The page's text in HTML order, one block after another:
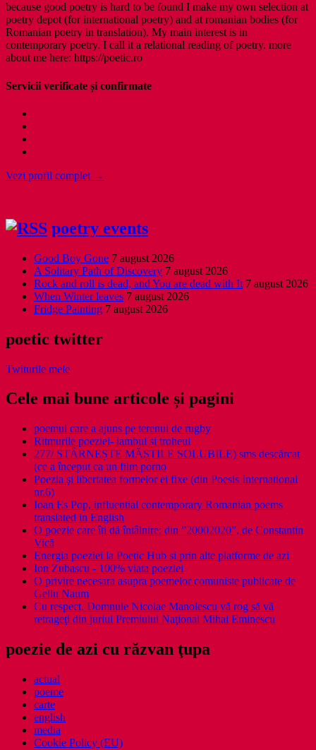
because good poetry is hard to be found I make my own selection at
poetry depot (for international poetry) and at romanian bodies (for
Romanian poetry in translation). My main interest is in
contemporary poetry. I call it a relational reading of poetry. more
about me here: https://poetic.ro
Servicii verificate și confirmate
Vezi profil complet →
poetry events
Good Boy Gone 7 august 2026
A Solitary Path of Discovery 7 august 2026
Rock and roll is dead, and You are dead with It 7 august 2026
When Winter leaves 7 august 2026
Fridge Painting 7 august 2026
poetic twitter
Twiturile mele
Cele mai bune articole și pagini
poemul care a ajuns pe terenul de rugby
Ritmurile poeziei- iambul și troheul
277/ STÂRNEȘTE MĂȘTILE SOLUBILE) sms descărcat
(ce a început ca un film porno
Poezia şi libertatea formelor ei fixe (din Poesis International
nr.6)
Ioan Es Pop, influential contemporary Romanian poems
translated in English
O poezie care îți dă întâlnire: din ”20002020”, de Constantin
Vică
Energia poeziei la Poetic Hub și prin alte platforme de azi
Ion Zubascu - 100% viata poeziei
O privire necesara asupra poemelor comuniste publicate de
Gellu Naum
Cu respect, Domnule Nicolae Manolescu vă rog să vă
retrageţi din juriul Premiului Naţional Mihai Eminescu
poezie de azi cu răzvan ţupa
actual
poeme
carte
english
media
Cookie Policy (EU)